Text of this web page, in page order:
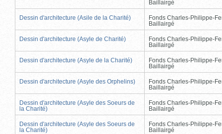
Baillairgé
Dessin d'architecture (Asile de la Charité)
Fonds Charles-Philippe-
Baillairgé
Dessin d'architecture (Asyle de Charité)
Fonds Charles-Philippe-
Baillairgé
Dessin d'architecture (Asyle de la Charité)
Fonds Charles-Philippe-
Baillairgé
Dessin d'architecture (Asyle des Orphelins)
Fonds Charles-Philippe-
Baillairgé
Dessin d'architecture (Asyle des Soeurs de
la Charité)
Fonds Charles-Philippe-
Baillairgé
Dessin d'architecture (Asyle des Soeurs de
la Charité)
Fonds Charles-Philippe-
Baillairgé